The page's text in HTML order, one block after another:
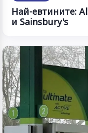
Най-евтините:
и Sainsbury's